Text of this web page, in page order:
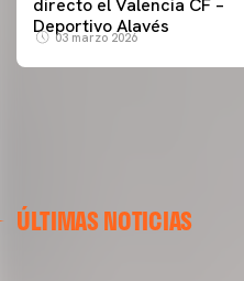
Deportivo Alavés
03 marzo 2026
ÚLTIMAS NOTICIAS
ENTRENAMIENTO DEL